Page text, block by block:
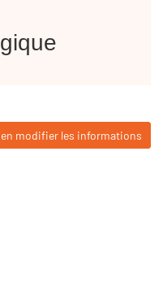
modifier les informations